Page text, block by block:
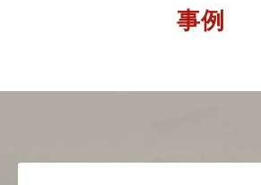
事例